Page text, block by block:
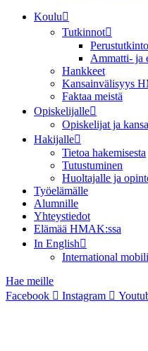
Koulu
Tutkinnot
Perustutkinto
Ammatti- ja
Hankkeet
Kansainvälisyys
Faktaa meistä
Opiskelijalle
Opiskelijat ja
Hakijalle
Tietoa hakemisesta
Tutustuminen
Huoltajalle ja
Työelämälle
Alumnille
Yhteystiedot
Elämää HMAK:ssa
In English
International
Hae meille
Facebook
Instagram